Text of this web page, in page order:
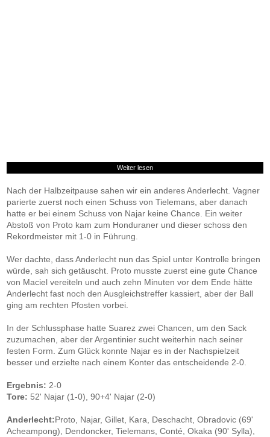
Weiter lesen
Nach der Halbzeitpause sahen wir ein anderes Anderlecht. Vagner
parierte zuerst noch einen Schuss von Tielemans, aber danach
hatte er bei einem Schuss von Najar keine Chance. Ein weiter
Abstoß von Proto kam zum Honduraner und dieser schoss den
Rekordmeister mit 1-0 in Führung.
Wer dachte, dass Anderlecht nun das Spiel unter Kontrolle bringen
würde, sah sich getäuscht. Proto musste zuerst eine gute Chance
von Maciel vereiteln und auch zehn Minuten vor dem Ende hätte
Anderlecht fast noch den Ausgleichstreffer kassiert, aber der Ball
ging am rechten Pfosten vorbei.
In der Schlussphase hatte Suarez zwei Chancen, um den Sack
zuzumachen, aber der Argentinier sucht weiterhin nach seiner
festen Form. Zum Glück konnte Najar es in der Nachspielzeit
besser und erzielte nach einem Konter das entscheidende 2-0.
Ergebnis: 2-0
Tore: 52' Najar (1-0), 90+4' Najar (2-0)
Anderlecht:Proto, Najar, Gillet, Kara, Deschacht, Obradovic (69'
Acheampong), Dendoncker, Tielemans, Conté, Okaka (90' Sylla),